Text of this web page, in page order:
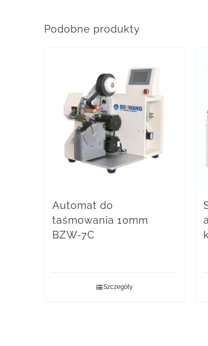
Podobne produkty
Automat do
taśmowania 10mm
BZW-7C
Szczegóły